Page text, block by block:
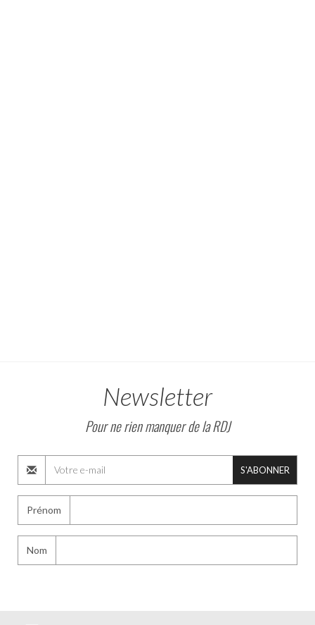
Newsletter
Pour ne rien manquer de la RDJ
S'ABONNER
Prénom
Nom